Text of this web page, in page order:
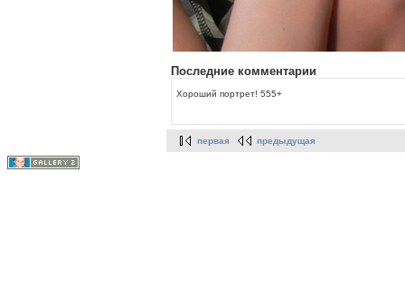
Последние комментарии
Хороший портрет! 555+
первая предыдущая